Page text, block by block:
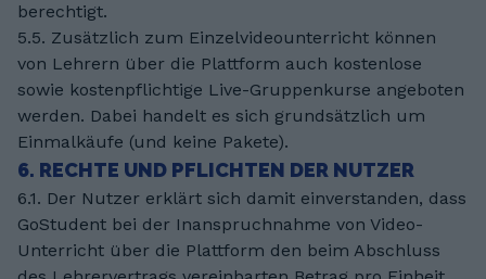
berechtigt.
5.5. Zusätzlich zum Einzelvideounterricht können
von Lehrern über die Plattform auch kostenlose
sowie kostenpflichtige Live-Gruppenkurse angeboten
werden. Dabei handelt es sich grundsätzlich um
Einmalkäufe (und keine Pakete).
6. RECHTE UND PFLICHTEN DER NUTZER
6.1. Der Nutzer erklärt sich damit einverstanden, dass
GoStudent bei der Inanspruchnahme von Video-
Unterricht über die Plattform den beim Abschluss